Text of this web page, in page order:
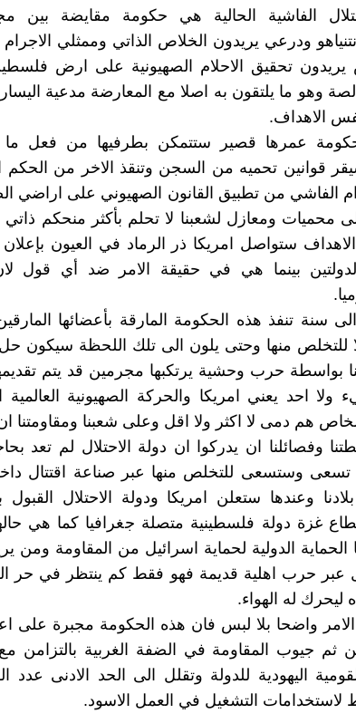
الفاشية الحالية هي حكومة مقايضة بين
ودرعي يريدون الخلاص الذاتي وممثلي
تحقيق الاحلام الصهيونية على ارض
وهو ما يلتقون به اصلا مع المعارضة مدعية
الاهداف.
عمرها قصير ستتمكن بطرفيها من فعل ما
قوانين تحميه من السجن وتنقذ الاخر من الحكم
الفاشي من تطبيق القانون الصهيوني على اراضي
محميات ومعازل لشعبنا لا تحلم بأكثر منحكم
ستواصل امريكا ذر الرماد في العيون
بينما هي في حقيقة الامر ضد أي قول لان
سنة تنفذ هذه الحكومة المارقة بأعضائها
للتخلص منها وحتى يلون الى تلك اللحظة سيكون حل
بواسطة حرب وحشية يرتكبها مجرمين قد يتم
ولا احد يعني امريكا والحركة الصهيونية العالمية
هم دمى لا اكثر ولا اقل وعلى شعبنا ومقاومتنا ان
وفصائلنا ان يدركوا ان دولة الاحتلال لم تعد
تسعى وستسعى للتخلص منها عبر صناعة اقتتال
وعندها ستعلن امريكا ودولة الاحتلال القبول
غزة دولة فلسطينية متصلة جغرافيا كما هي
الحماية الدولية لحماية اسرائيل من المقاومة ومن
عبر حرب اهلية قديمة فهو فقط كم ينتظر في
ليحرك له الهواء.
واضحا بلا لبس فان هذه الحكومة مجبرة على
ثم جيوب المقاومة في الضفة الغربية بالتزامن مع
اليهودية للدولة وتقلل الى الحد الادنى عدد
لاستخدامات التشغيل في العمل الاسود.